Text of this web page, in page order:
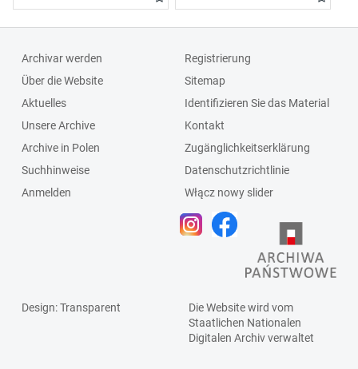
Archivar werden
Über die Website
Aktuelles
Unsere Archive
Archive in Polen
Suchhinweise
Anmelden
Registrierung
Sitemap
Identifizieren Sie das Material
Kontakt
Zugänglichkeitserklärung
Datenschutzrichtlinie
Włącz nowy slider
Design: Transparent
Die Website wird vom
Staatlichen Nationalen
Digitalen Archivverwaltet